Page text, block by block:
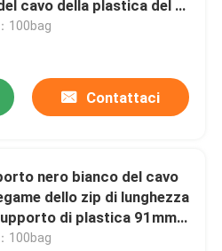
cavo della plastica del PE
di R25 millimetro
100bag
Contattaci
nero bianco del cavo
dello zip di lunghezza
di plastica 91mm
della fascetta ferma-cavo
100bag